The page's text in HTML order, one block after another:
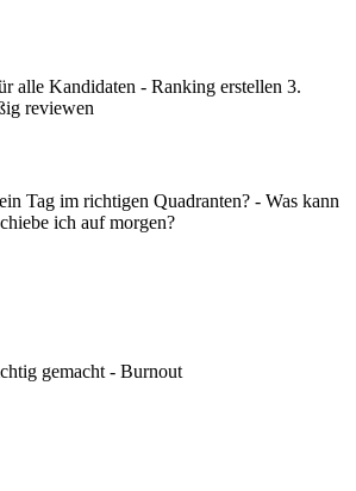
Kandidaten - Ranking erstellen 3.
reviewen
Tag im richtigen Quadranten? - Was kann
ich auf morgen?
gemacht - Burnout